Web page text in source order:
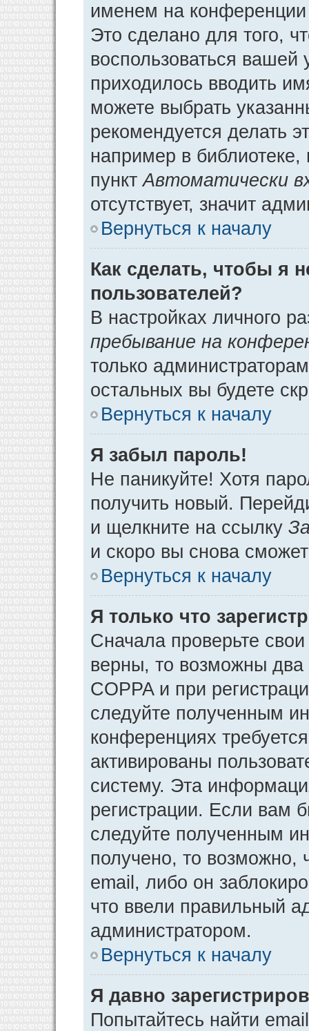
именем на конференции
Это сделано для того,
воспользоваться
приходилось вводить
можете выбрать
рекомендуется делать
например в библиотеке,
пунктАвтоматически
отсутствует, значит
Вернуться к началу
Как сделать, чтобы я
пользователей?
В настройках личного
пребывание на
только
остальных вы будете
Вернуться к началу
Я забыл пароль!
Не паникуйте! Хотя
получить новый.
и щелкните на ссылку
и скоро вы снова
Вернуться к началу
Я только что
Сначала проверьте
верны, то возможны
COPPA и при
следуйте полученным
конференциях
активированы
систему. Эта
регистрации. Если вам
следуйте полученным
получено, то возможно,
email, либо он
что ввели правильный
администратором.
Вернуться к началу
Я давно
Попытайтесь найти